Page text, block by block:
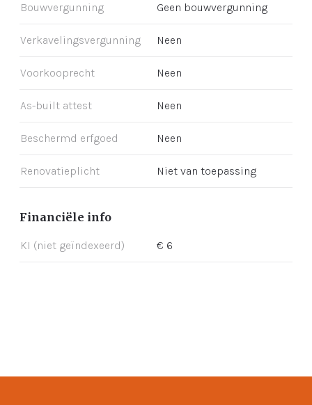
Bouwvergunning Geen bouwvergunning
Verkavelingsvergunning Neen
Voorkooprecht Neen
As-built attest Neen
Beschermd erfgoed Neen
Renovatieplicht Niet van toepassing
Financiële info
KI (niet geïndexeerd) € 6